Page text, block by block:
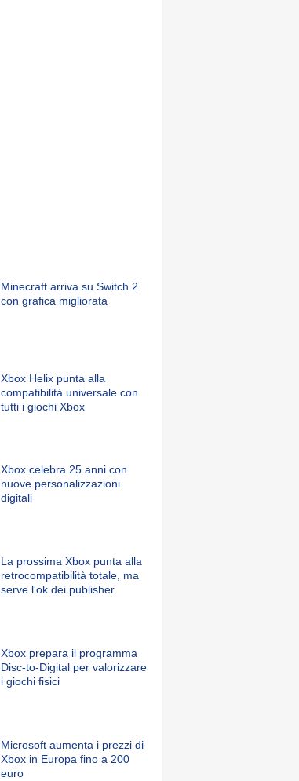
Minecraft arriva su Switch 2
con grafica migliorata
Xbox Helix punta alla
compatibilità universale con
tutti i giochi Xbox
Xbox celebra 25 anni con
nuove personalizzazioni
digitali
La prossima Xbox punta alla
retrocompatibilità totale, ma
serve l'ok dei publisher
Xbox prepara il programma
Disc-to-Digital per valorizzare
i giochi fisici
Microsoft aumenta i prezzi di
Xbox in Europa fino a 200
euro